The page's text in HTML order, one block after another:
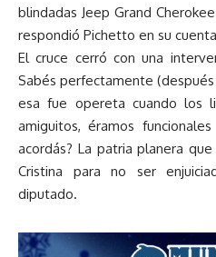
blindadas Jeep Grand
respondió Pichetto en su
El cruce cerró con una
Sabés perfectamente
esa fue opereta cuando los
amiguitos, éramos
acordás? La patria planera
Cristina para no ser
diputado.